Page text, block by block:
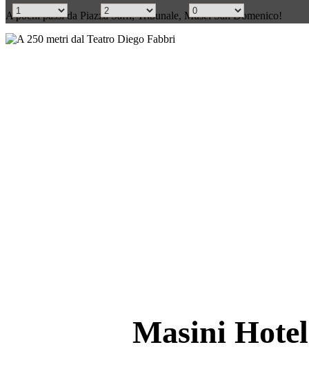
A pochi passi da Piazza Saffi, Tribunale, Musei San Domenico!
Masini